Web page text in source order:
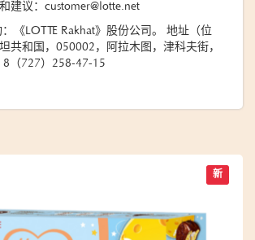
建议：customer@lotte.net
《LOTTE Rakhat》股份公司。 地址（位
共和国，050002，阿拉木图，津科夫街，
8（727）258-47-15
新